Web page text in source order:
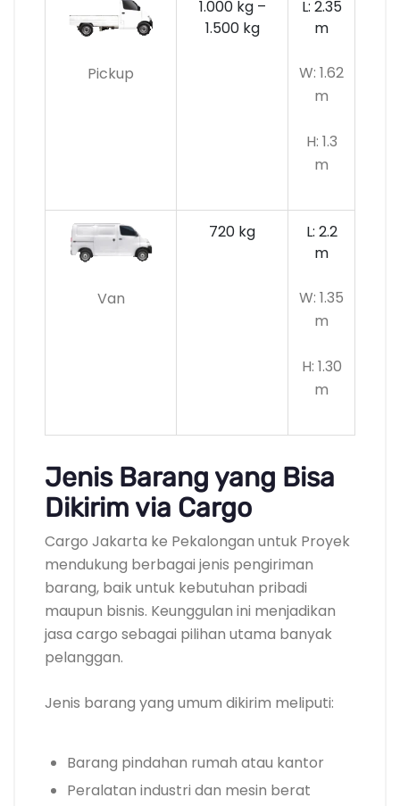
Pickup
1.000 kg –
1.500 kg
L: 2.35
m
W: 1.62
m
H: 1.3
m
Van
720 kg
L: 2.2
m
W: 1.35
m
H: 1.30
m
Jenis Barang yang Bisa
Dikirim via Cargo
Cargo Jakarta ke Pekalongan untuk Proyek
mendukung berbagai jenis pengiriman
barang, baik untuk kebutuhan pribadi
maupun bisnis. Keunggulan ini menjadikan
jasa cargo sebagai pilihan utama banyak
pelanggan.
Jenis barang yang umum dikirim meliputi:
Barang pindahan rumah atau kantor
Peralatan industri dan mesin berat